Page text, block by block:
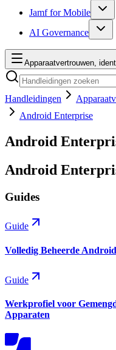
Jamf for Mobile
AI Governance
Apparaatvertrouwen,
Handleidingen
Android Enterprise
Android
Android
Guides
Guide
Volledig Beheerde
Guide
Werkprofiel voor
Apparaten